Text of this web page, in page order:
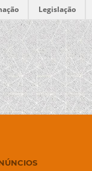
Legislação